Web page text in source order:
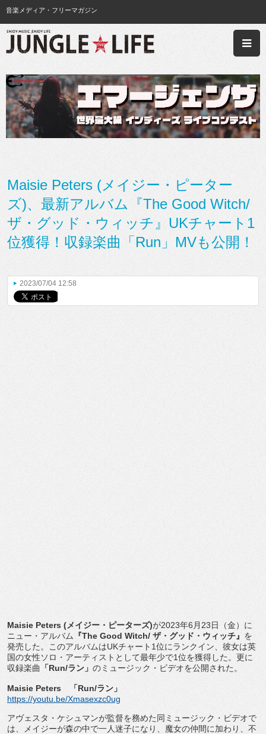
音楽メディア・フリーマガジン
Maisie Peters (メイジー・ピーター
ズ)、最新アルバム『The Good Witch/
ザ・グッド・ウィッチ』UKチャート1
位獲得！収録楽曲「Run」MVも公開！
2023/07/04 12:58
Maisie Peters (メイジー・ピーターズ)が2023年6 月 23日（金） に
ニュー・アルバム
『The Good Witch/ ザ・グッド・ウィッチ』 を
発売した。
このアルバムはUKチャート 1位にランクイン、 彼女は英
国の女性ソロ・アーティストとして最年少で1位を獲得した。更に
収録楽曲
「Run/ラン」 のミュージック・ ビデオを公開された。
Maisie Peters 「Run/ラン」
https://youtu.be/Xmasexzc0ug
アヴェスタ・ケシュマンが監督を務めた同ミュージック・ ビデオで
は、メイジーが森の中で一人迷子になり、 魔女の仲間に加わり、 不